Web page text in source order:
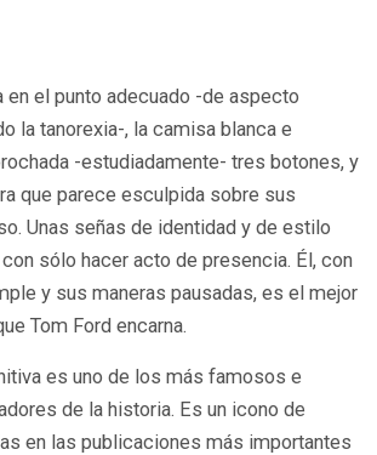
la tanorexia-, la camisa blanca e
-estudiadamente- tres botones, y
que parece esculpida sobre sus
Unas señas de identidad y de estilo
sólo hacer acto de presencia. Él, con
y sus maneras pausadas, es el mejor
Tom Ford encarna.
es uno de los más famosos e
de la historia. Es un icono de
en las publicaciones más importantes